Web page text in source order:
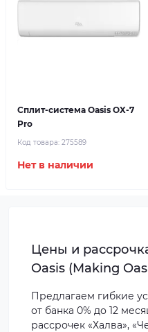
Сплит-система Oasis OX-7
Pro
Код товара: 275589
Нет в наличии
Цены и
Oasis (Making
Предлагаем гибкие
от банка 0% до 12
рассрочек «Халва»,